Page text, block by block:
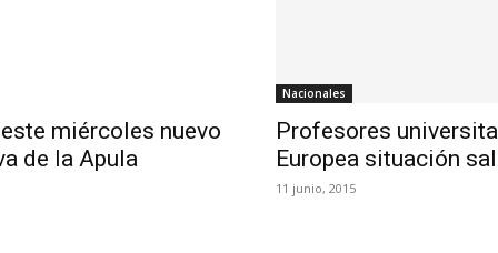
miércoles nuevo
de la Apula
Nacionales
Profesores
Europea situación
11 junio, 2015